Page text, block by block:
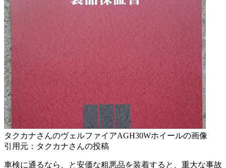
タクカナさんのヴェルファイアAGH30Wホイールの画像
引用元：タクカナさんの投稿
車検に通るなら、と安価な粗悪品を装着すると、重大な事故